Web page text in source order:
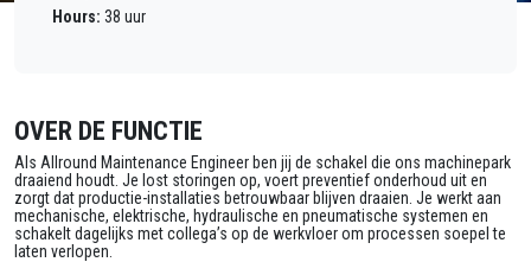
Hours: 38 uur
OVER DE FUNCTIE
Als Allround Maintenance Engineer ben jij de schakel die ons machinepark
draaiend houdt. Je lost storingen op, voert preventief onderhoud uit en
zorgt dat productie-installaties betrouwbaar blijven draaien. Je werkt aan
mechanische, elektrische, hydraulische en pneumatische systemen en
schakelt dagelijks met collega’s op de werkvloer om processen soepel te
laten verlopen.